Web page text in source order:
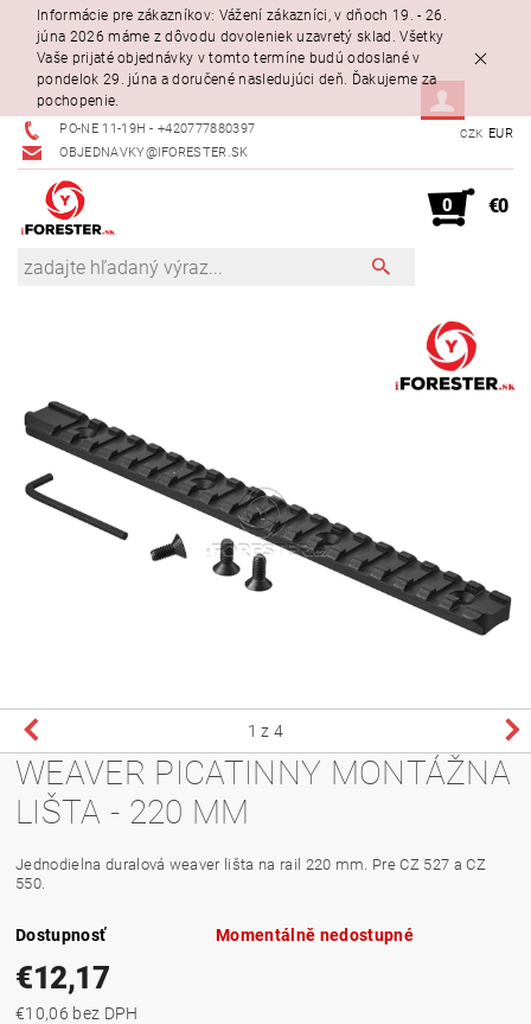
Informácie pre zákazníkov: Vážení zákazníci, v dňoch 19. - 26.
júna 2026 máme z dôvodu dovoleniek uzavretý sklad. Všetky
Vaše prijaté objednávky v tomto termíne budú odoslané v
pondelok 29. júna a doručené nasledujúci deň. Ďakujeme za
pochopenie.
PO-NE 11-19H - +420777880397
OBJEDNAVKY@IFORESTER.SK
CZK EUR
0 €0
1 z 4
WEAVER PICATINNY MONTÁŽNA
LIŠTA - 220 MM
Jednodielna duralová weaver lišta na rail 220 mm. Pre CZ 527 a CZ
550.
Dostupnosť Momentálně nedostupné
€12,17
€10,06 bez DPH